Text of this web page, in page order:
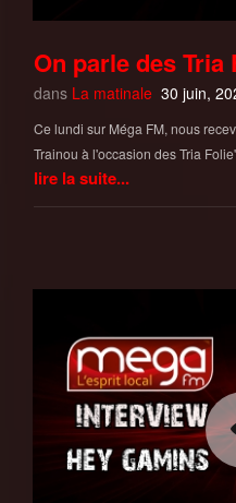
On parle des Tria
dans La matinale 30 juin,
Ce lundi sur Méga FM, nous
Trainou à l'occasion des Tria
lire la suite...